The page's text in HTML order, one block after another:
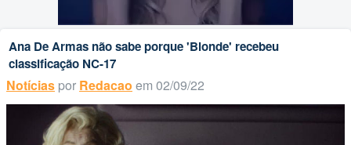
Ana De Armas não sabe porque 'Blonde' recebeu
classificação NC-17
Notícias por Redacao em 02/09/22